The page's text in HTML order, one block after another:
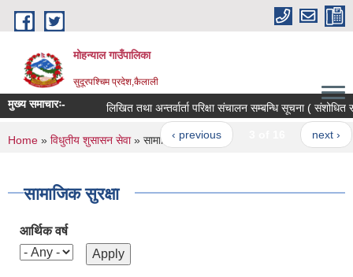
Skip to main content
मोहन्याल गाउँपालिका
सुदूरपश्चिम प्रदेश,कैलाली
मुख्य समाचारः- लिखित तथा अन्तर्वार्ता परिक्षा संचालन सम्बन्धि सूचना ( संशोधित
‹ previous next ›
You are here
Home » विधुतीय शुसासन सेवा» सामाजिक सुरक्षा
सामाजिक सुरक्षा
आर्थिक वर्ष